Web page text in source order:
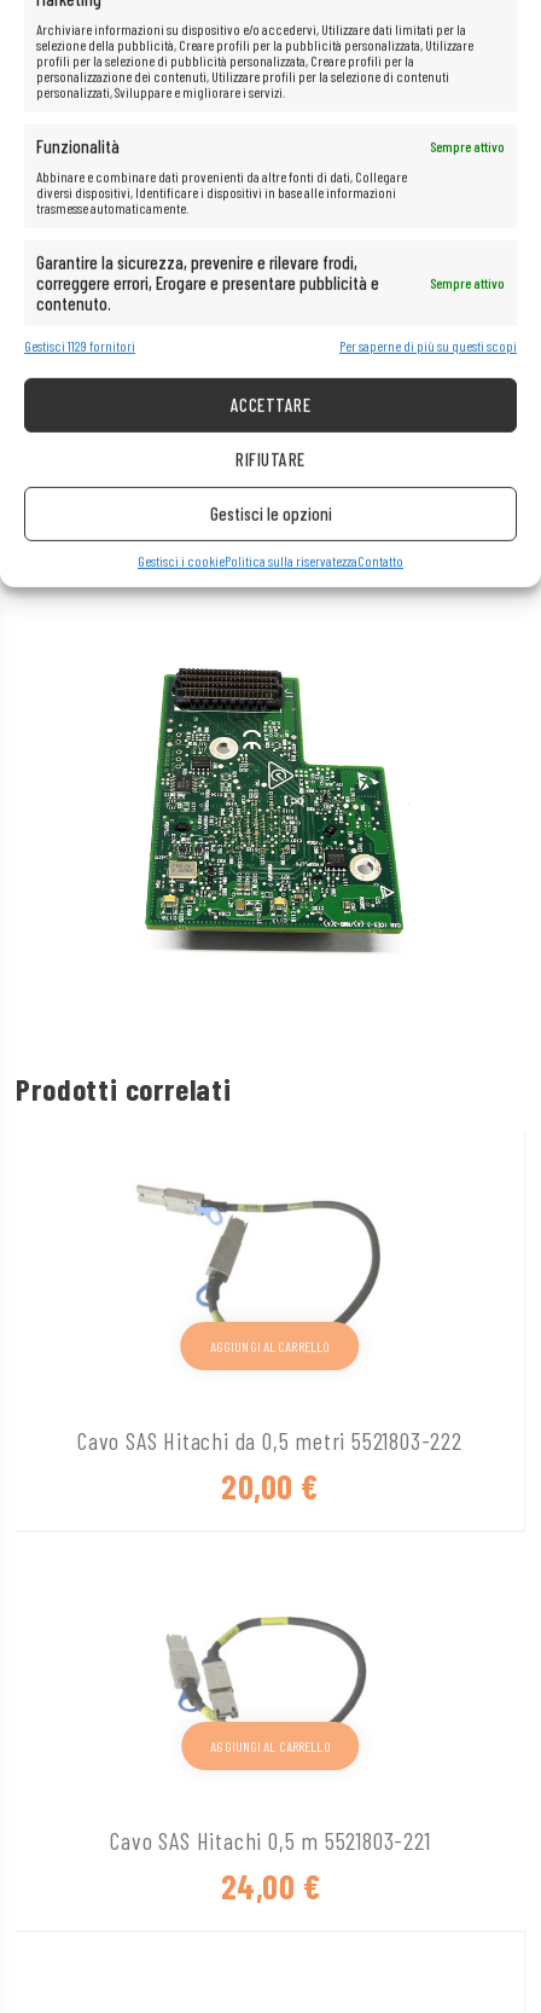
Archiviare informazioni su dispositivo e/o accedervi, Utilizzare dati limitati per la
selezione della pubblicità, Creare profili per la pubblicità personalizzata, Utilizzare
profili per la selezione di pubblicità personalizzata, Creare profili per la
personalizzazione dei contenuti, Utilizzare profili per la selezione di contenuti
personalizzati, Sviluppare e migliorare i servizi.
Funzionalità
Sempre attivo
Abbinare e combinare dati provenienti da altre fonti di dati, Collegare
diversi dispositivi, Identificare i dispositivi in base alle informazioni
trasmesse automaticamente.
Garantire la sicurezza, prevenire e rilevare frodi,
correggere errori, Erogare e presentare pubblicità e
contenuto.
Sempre attivo
Gestisci 1129 fornitori Per saperne di più su questi scopi
ACCETTARE
RIFIUTARE
Gestisci le opzioni
Gestisci i cookiePolitica sulla riservatezzaContatto
Prodotti correlati
Cavo SAS Hitachi da 0,5 metri 5521803-222
20,00 €
AGGIUNGI AL CARRELLO
Cavo SAS Hitachi 0,5 m 5521803-221
24,00 €
AGGIUNGI AL CARRELLO